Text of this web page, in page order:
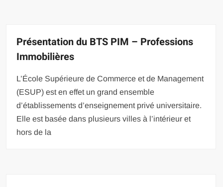
Présentation du BTS PIM – Professions
Immobilières
L’École Supérieure de Commerce et de Management
(ESUP) est en effet un grand ensemble
d’établissements d’enseignement privé universitaire.
Elle est basée dans plusieurs villes à l’intérieur et
hors de la